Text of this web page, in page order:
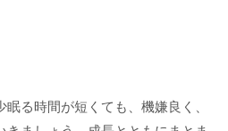
る時間が短くても、機嫌良く、